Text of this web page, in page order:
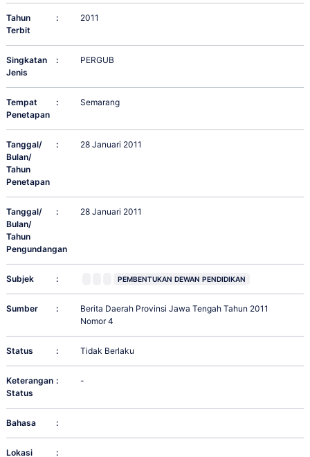
Tahun
Terbit
: 2011
Singkatan
Jenis
: PERGUB
Tempat
Penetapan
: Semarang
Tanggal/
Bulan/
Tahun
Penetapan
: 28 Januari 2011
Tanggal/
Bulan/
Tahun
Pengundangan
: 28 Januari 2011
Subjek : PEMBENTUKAN DEWAN PENDIDIKAN
Sumber :
Berita Daerah Provinsi Jawa Tengah Tahun 2011
Nomor 4
Status : Tidak Berlaku
Keterangan
Status
: -
Bahasa :
Lokasi :